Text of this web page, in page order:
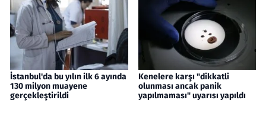
İstanbul'da bu yılın ilk 6 ayında
130 milyon muayene
gerçekleştirildi
Kenelere karşı "dikkatli
olunması ancak panik
yapılmaması" uyarısı yapıldı